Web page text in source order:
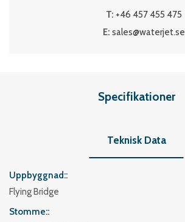
T: +46 457 455 475
E: sales@waterjet.se
Specifikationer
Teknisk Data
Uppbyggnad:
Flying Bridge
Stomme: